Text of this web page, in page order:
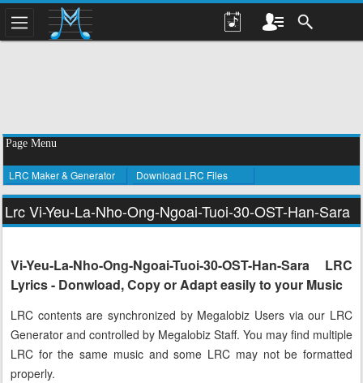
Page Menu
LRC Maker & Generator Download LRC Files
Lrc Vi-Yeu-La-Nho-Ong-Ngoai-Tuoi-30-OST-Han-Sara
Vi-Yeu-La-Nho-Ong-Ngoai-Tuoi-30-OST-Han-Sara LRC
Lyrics - Donwload, Copy or Adapt easily to your Music
LRC contents are synchronized by Megalobiz Users via our LRC
Generator and controlled by Megalobiz Staff. You may find multiple
LRC for the same music and some LRC may not be formatted
properly.